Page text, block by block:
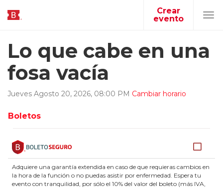
Crear
evento
Lo que cabe en una
fosa vacía
Jueves Agosto 20, 2026, 08:00 PM Cambiar horario
Boletos
Adquiere una garantía extendida en caso de que requieras cambios en
la hora de la función o no puedas asistir por enfermedad. Espera tu
evento con tranquilidad, por sólo el 10% del valor del boleto (más IVA,